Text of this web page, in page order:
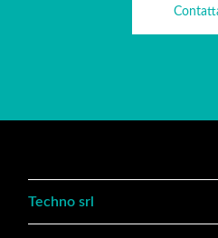
Techno srl